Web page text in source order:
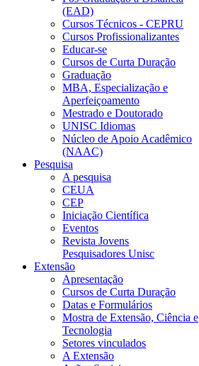
(EAD)
Cursos Técnicos - CEPRU
Cursos Profissionalizantes
Educar-se
Cursos de Curta Duração
Graduação
MBA, Especialização e
Aperfeiçoamento
Mestrado e Doutorado
UNISC Idiomas
Núcleo de Apoio Acadêmico
(NAAC)
Pesquisa
A pesquisa
CEUA
CEP
Iniciação Científica
Eventos
Revista Jovens
Pesquisadores Unisc
Extensão
Apresentação
Cursos de Curta Duração
Datas e Formulários
Mostra de Extensão, Ciência e
Tecnologia
Setores vinculados
A Extensão